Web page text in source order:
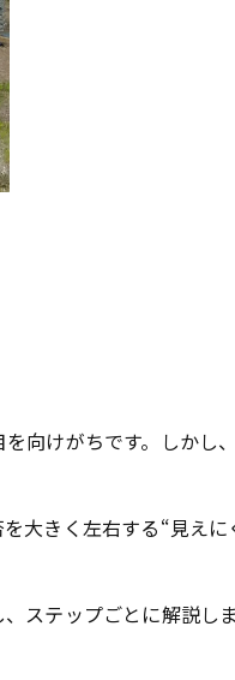
向けがちです。しかし
大きく左右する“見え
ステップごとに解説しま